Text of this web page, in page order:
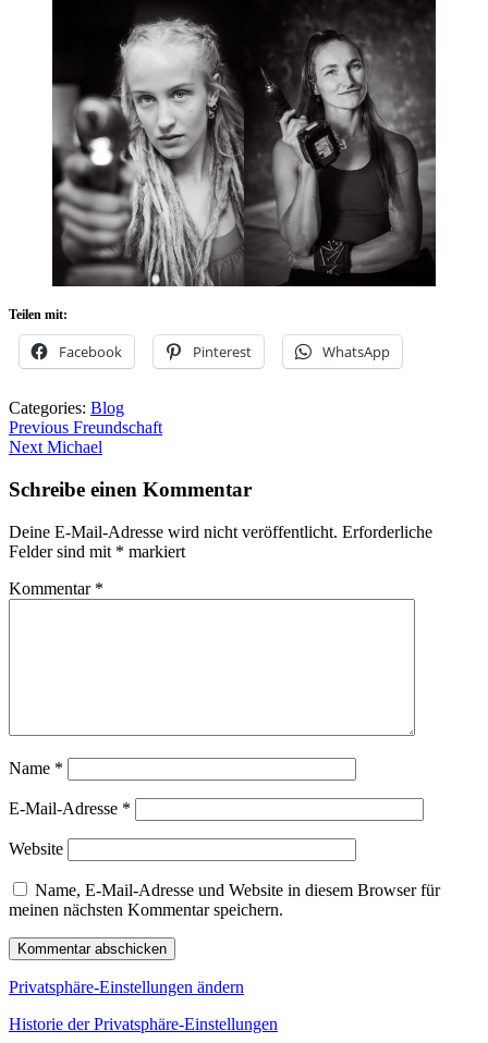
Teilen mit:
Facebook Pinterest WhatsApp
Categories: Blog
Beitragsnavigation
Previous Previous
post:
Freundschaft
Next Next
Michael
Schreibe einen Kommentar
Deine E-Mail-Adresse wird nicht veröffentlicht. Erforderliche
Felder sind mit * markiert
Kommentar *
Name *
E-Mail-Adresse *
Website
Name, E-Mail-Adresse und Website in diesem Browser für
meinen nächsten Kommentar speichern.
Privatsphäre-Einstellungen ändern
Historie der Privatsphäre-Einstellungen